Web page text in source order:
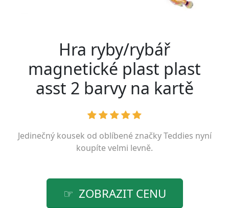
Hra ryby/rybář
magnetické plast plast
asst 2 barvy na kartě
Jedinečný kousek od oblíbené značkyTeddies nyní
koupíte velmi levně.
ZOBRAZIT CENU